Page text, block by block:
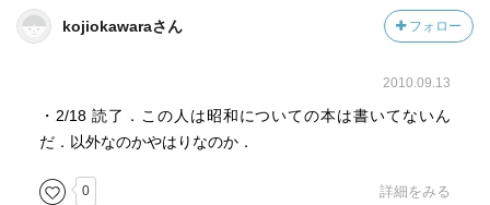
［ ＰＯＰ ］
☆☆☆☆☆☆☆ おすすめ度
☆☆☆☆☆☆☆ ストーリー
kojiokawaraさん フォロー
2010.09.13
・2/18 読了．この人は昭和についての本は書いてないん
だ．以外なのかやはりなのか．
0 詳細をみる